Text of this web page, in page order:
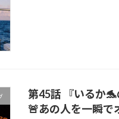
第45話 『いるか
🚨あの人を一瞬で